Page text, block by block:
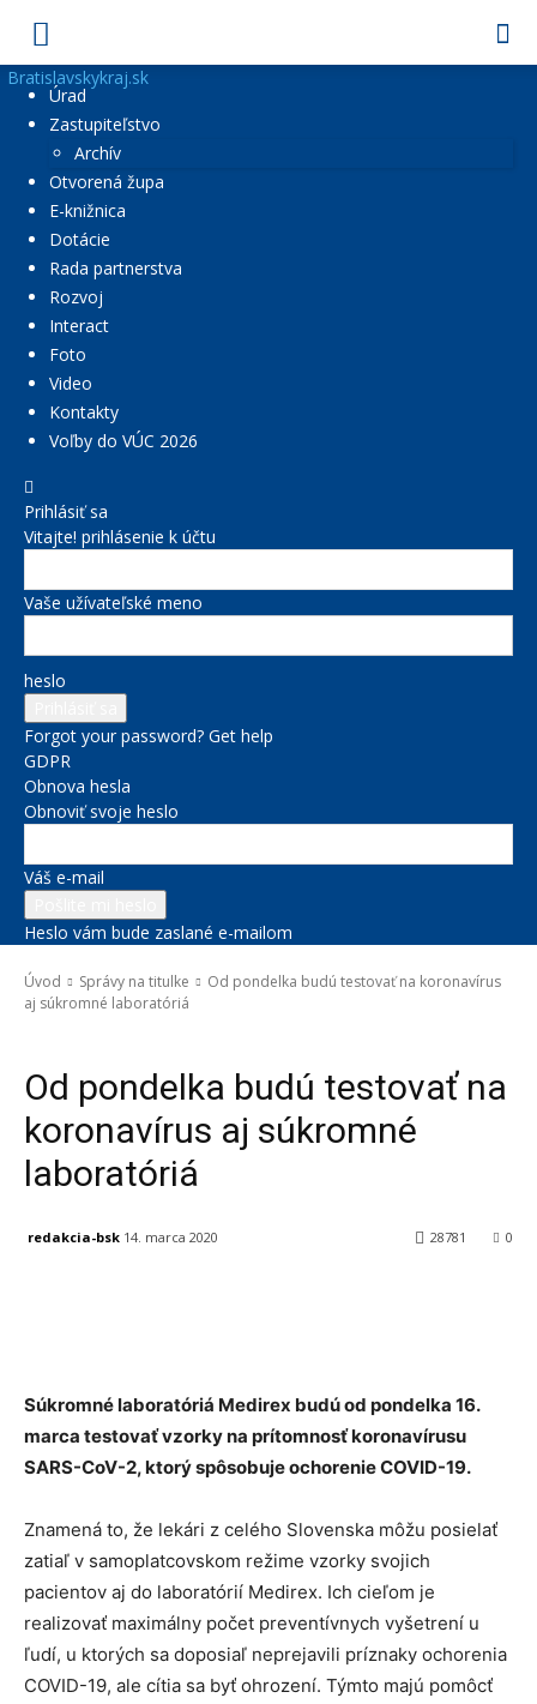
Bratislavskykraj.sk
Úrad
Zastupiteľstvo
Archív
Otvorená župa
E-knižnica
Dotácie
Rada partnerstva
Rozvoj
Interact
Foto
Video
Kontakty
Voľby do VÚC 2026
Prihlásiť sa
Vitajte! prihlásenie k účtu
Vaše užívateľské meno
heslo
Forgot your password? Get help
GDPR
Obnova hesla
Obnoviť svoje heslo
Váš e-mail
Heslo vám bude zaslané e-mailom
Úvod Správy na titulke
Od pondelka budú testovať na koronavírus
aj súkromné laboratóriá
Od pondelka budú testovať na
koronavírus aj súkromné
laboratóriá
redakcia-bsk 14. marca 2020 0
28781
Súkromné laboratóriá Medirex budú od pondelka 16.
marca testovať vzorky na prítomnosť koronavírusu
SARS-CoV-2, ktorý spôsobuje ochorenie COVID-19.
Znamená to, že lekári z celého Slovenska môžu posielať
zatiaľ v samoplatcovskom režime vzorky svojich
pacientov aj do laboratórií Medirex. Ich cieľom je
realizovať maximálny počet preventívnych vyšetrení u
ľudí, u ktorých sa doposiaľ neprejavili príznaky ochorenia
COVID-19, ale cítia sa byť ohrození. Týmto majú pomôcť